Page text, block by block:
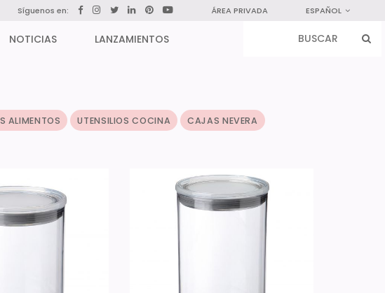
Síguenos en: ÁREA PRIVADA ESPAÑOL
NOTICIAS LANZAMIENTOS
ALIMENTOS UTENSILIOS COCINA CAJAS NEVERA